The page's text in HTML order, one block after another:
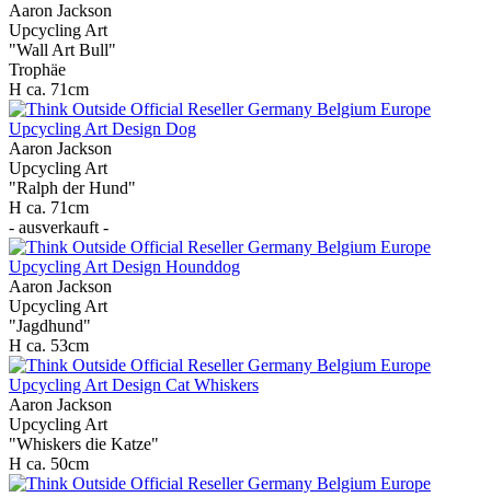
Aaron Jackson
Upcycling Art
"Wall Art Bull"
Trophäe
H ca. 71cm
Aaron Jackson
Upcycling Art
"Ralph der Hund"
H ca. 71cm
- ausverkauft -
Aaron Jackson
Upcycling Art
"Jagdhund"
H ca. 53cm
Aaron Jackson
Upcycling Art
"Whiskers die Katze"
H ca. 50cm